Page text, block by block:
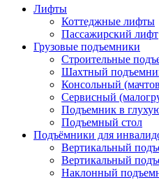
Лифты
Коттеджные лифты
Пассажирский лифт
Грузовые подъемники
Строительные
Шахтный
Консольный
Сервисный
Подъемник в
Подъемный стол
Подъёмники для
Вертикальный
Вертикальный
Наклонный